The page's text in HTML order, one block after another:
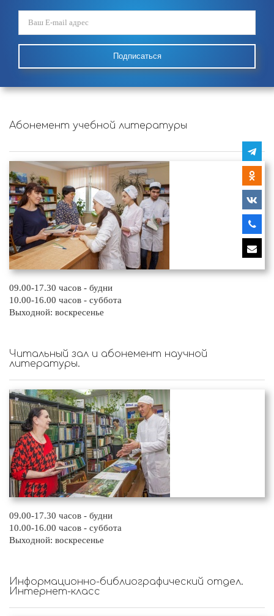
Подписаться
Абонемент учебной литературы
09.00-17.30 часов - будни
10.00-16.00 часов - суббота
Выходной: воскресенье
Читальный зал и абонемент научной
литературы.
09.00-17.30 часов - будни
10.00-16.00 часов - суббота
Выходной: воскресенье
Информационно-библиографический отдел.
Интернет-класс